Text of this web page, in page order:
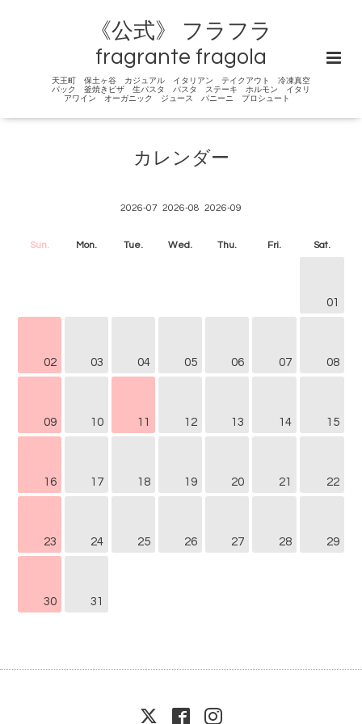
《公式》 フラフラ
fragrante fragola
天王町 保土ヶ谷 カジュアル イタリアン テイクアウト 冷凍真空
パック 釜焼きピザ 生パスタ パスタ ステーキ ホルモン イタリ
アワイン オーガニック ジュース パニーニ プロシュート
カレンダー
2026-07 2026-08 2026-09
Sun. Mon. Tue. Wed. Thu. Fri. Sat.
01
02 03 04 05 06 07 08
09 10 11 12 13 14 15
16 17 18 19 20 21 22
23 24 25 26 27 28 29
30 31